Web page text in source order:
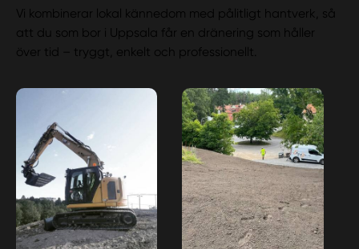
Vi kombinerar lokal kännedom med pålitligt hantverk, så
att du som bor i Uppsala får en dränering som håller
över tid – tryggt, enkelt och professionellt.